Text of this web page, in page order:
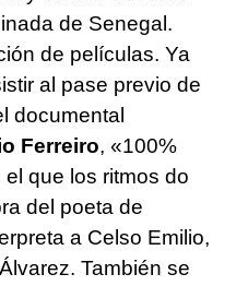
de Senegal.
de películas. Ya
al pase previo de
documental
Ferreiro, «100%
que los ritmos do
del poeta de
a Celso Emilio,
También se